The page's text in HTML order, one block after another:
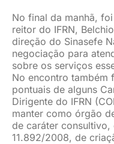
No final da manhã,
reitor do IFRN,
direção do Sinasefe
negociação para
sobre os serviços
No encontro também
pontuais de alguns
Dirigente do IFRN
manter como órgão
de caráter
11.892/2008, de